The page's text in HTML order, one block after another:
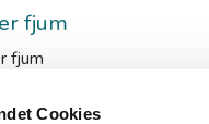
Cookies
fjum
fjum